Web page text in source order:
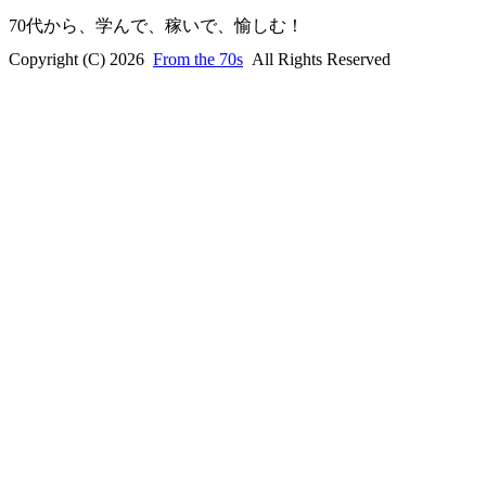
70代から、学んで、稼いで、愉しむ！
Copyright (C) 2026 From the 70s All Rights Reserved